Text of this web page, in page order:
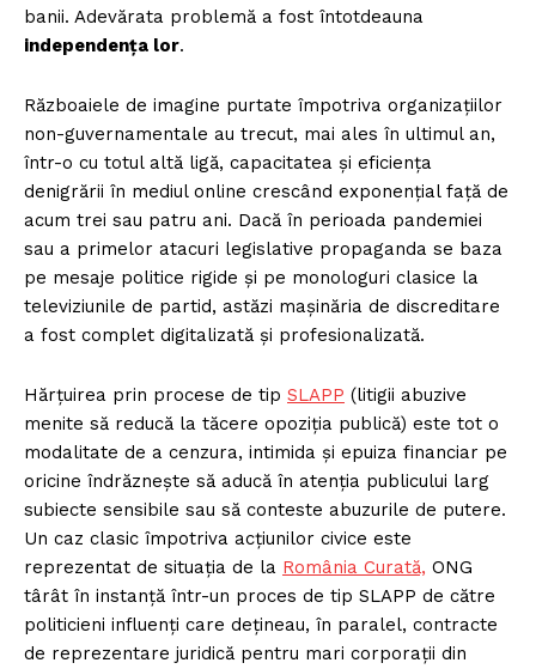
banii. Adevărata problemă a fost întotdeauna
independența lor.
Războaiele de imagine purtate împotriva organizațiilor
non-guvernamentale au trecut, mai ales în ultimul an,
într-o cu totul altă ligă, capacitatea și eficiența
denigrării în mediul online crescând exponențial față de
acum trei sau patru ani. Dacă în perioada pandemiei
sau a primelor atacuri legislative propaganda se baza
pe mesaje politice rigide și pe monologuri clasice la
televiziunile de partid, astăzi mașinăria de discreditare
a fost complet digitalizată și profesionalizată.
Hărțuirea prin procese de tip SLAPP (litigii abuzive
menite să reducă la tăcere opoziția publică) este tot o
modalitate de a cenzura, intimida și epuiza financiar pe
oricine îndrăznește să aducă în atenția publicului larg
subiecte sensibile sau să conteste abuzurile de putere.
Un caz clasic împotriva acțiunilor civice este
reprezentat de situația de la România Curată, ONG
târât în instanță într-un proces de tip SLAPP de către
politicieni influenți care dețineau, în paralel, contracte
de reprezentare juridică pentru mari corporații din